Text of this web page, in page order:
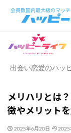
出会い恋愛のハッ
メリハリとは
徴やメリット
2025年6月20日 2025